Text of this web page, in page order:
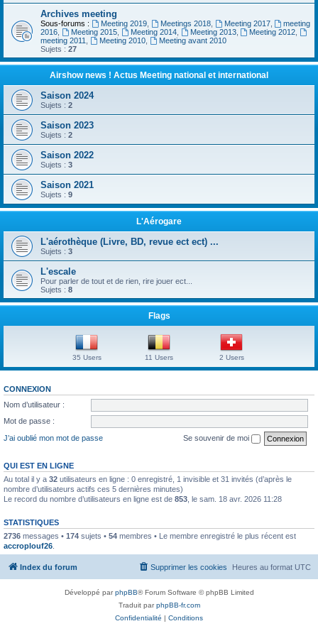
Archives meeting
Sous-forums : Meeting 2019, Meetings 2018, Meeting 2017,
meeting
2016
Meeting 2015, Meeting 2014, Meeting 2013, Meeting 2012
meeting 2011
Meeting 2010,
Meeting avant 2010
Sujets : 27
Airshow news ! Actus Meeting national et international
Saison 2024
Sujets : 2
Saison 2023
Sujets : 2
Saison 2022
Sujets : 3
Saison 2021
Sujets : 9
L'Aérogare
L'aérothèque (Livre, BD, revue ect ect) ...
Sujets : 3
L'escale
Pour parler de tout et de rien, rire jouer ect...
Sujets : 8
Flags
35 Users 11 Users 2 Users
CONNEXION
Nom d’utilisateur :
Mot de passe :
J’ai oublié mon mot de passe
Se souvenir de moi
QUI EST EN LIGNE
Au total il y a 32 utilisateurs en ligne : 0 enregistré, 1 invisible et 31 invités (d’après le
nombre d’utilisateurs actifs ces 5 dernières minutes)
Le record du nombre d’utilisateurs en ligne est de 853 , le sam. 18 avr. 2026 11:28
STATISTIQUES
2736 messages • 174 sujets • 54 membres • Le membre enregistré le plus récent est
accroplouf26
Index du forum Heures au format UTC
Supprimer les cookies
Développé parphpBB® Forum Software © phpBB Limited
Traduit parphpBB-fr.com
Confidentialité | Conditions